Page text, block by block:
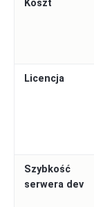
Koszt
Licencja
Szybkość
serwera dev